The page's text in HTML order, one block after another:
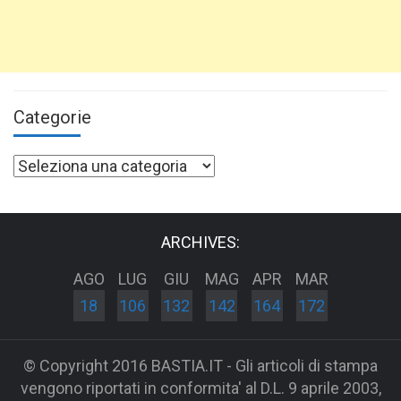
Categorie
Categorie
ARCHIVES:
AGO
18
LUG
106
GIU
132
MAG
142
APR
164
MAR
172
© Copyright 2016 BASTIA.IT - Gli articoli di stampa
vengono riportati in conformita' al D.L. 9 aprile 2003,